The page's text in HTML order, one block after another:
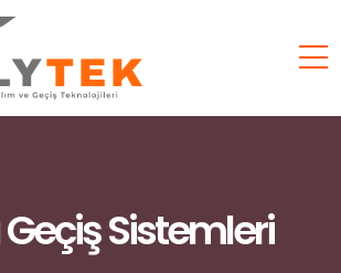
Geçiş Sistemleri